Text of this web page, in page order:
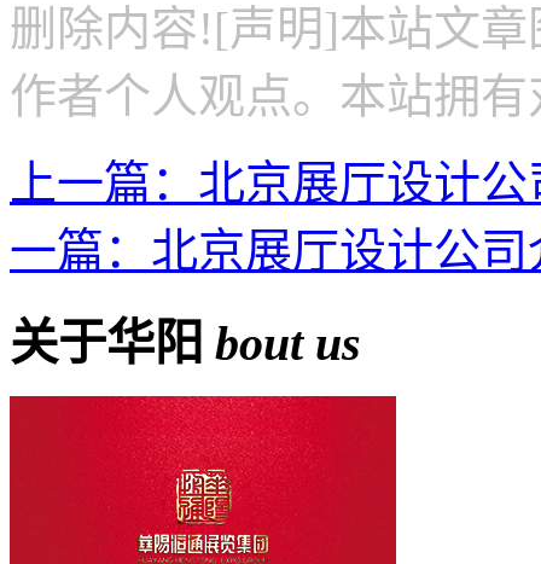
删除内容![声明]本站文
作者个人观点。本站拥
上一篇：北京展厅设计
一篇：北京展厅设计公
关于华阳 bout us